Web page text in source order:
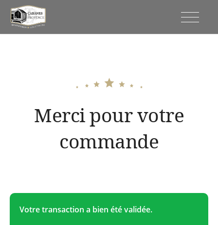
Passer
contenu
Merci pour votre
commande
Votre transaction a bien été validée.